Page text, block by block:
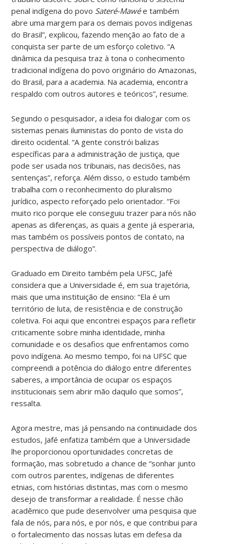
penal indígena do povo Sateré-Mawée também
abre uma margem para os demais povos indígenas
do Brasil”, explicou, fazendo menção ao fato de a
conquista ser parte de um esforço coletivo. “A
dinâmica da pesquisa traz à tona o conhecimento
tradicional indígena do povo originário do Amazonas,
do Brasil, para a academia. Na academia, encontra
respaldo com outros autores e teóricos”, resume.
Segundo o pesquisador, a ideia foi dialogar com os
sistemas penais iluministas do ponto de vista do
direito ocidental. “A gente constrói balizas
específicas para a administração de justiça, que
pode ser usada nos tribunais, nas decisões, nas
sentenças”, reforça. Além disso, o estudo também
trabalha com o reconhecimento do pluralismo
jurídico, aspecto reforçado pelo orientador. “Foi
muito rico porque ele conseguiu trazer para nós não
apenas as diferenças, as quais a gente já esperaria,
mas também os possíveis pontos de contato, na
perspectiva de diálogo”.
Graduado em Direito também pela UFSC, Jafé
considera que a Universidade é, em sua trajetória,
mais que uma instituição de ensino: “Ela é um
território de luta, de resistência e de construção
coletiva. Foi aqui que encontrei espaços para refletir
criticamente sobre minha identidade, minha
comunidade e os desafios que enfrentamos como
povo indígena. Ao mesmo tempo, foi na UFSC que
compreendi a potência do diálogo entre diferentes
saberes, a importância de ocupar os espaços
institucionais sem abrir mão daquilo que somos”,
ressalta.
Agora mestre, mas já pensando na continuidade dos
estudos, Jafé enfatiza também que a Universidade
lhe proporcionou oportunidades concretas de
formação, mas sobretudo a chance de “sonhar junto
com outros parentes, indígenas de diferentes
etnias, com histórias distintas, mas com o mesmo
desejo de transformar a realidade. É nesse chão
acadêmico que pude desenvolver uma pesquisa que
fala de nós, para nós, e por nós, e que contribui para
o fortalecimento das nossas lutas em defesa da